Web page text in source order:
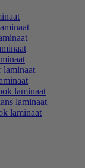
laminaat
laminaat
laminaat
laminaat